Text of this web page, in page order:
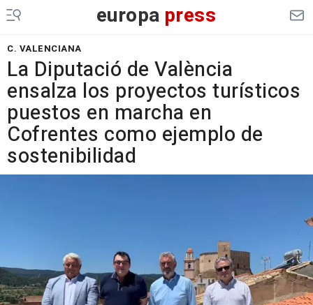
europa press
C. VALENCIANA
La Diputació de València
ensalza los proyectos turísticos
puestos en marcha en
Cofrentes como ejemplo de
sostenibilidad